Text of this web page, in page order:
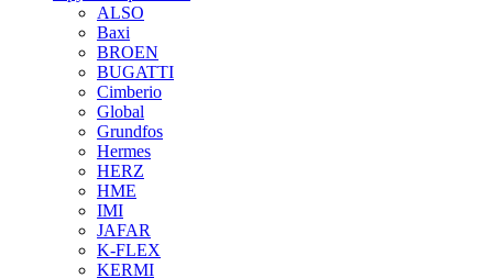
ALSO
Baxi
BROEN
BUGATTI
Cimberio
Global
Grundfos
Hermes
HERZ
HME
IMI
JAFAR
K-FLEX
KERMI